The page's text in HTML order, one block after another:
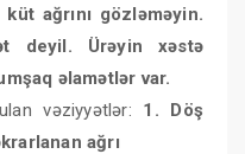
ağrını gözləməyin.
deyil. Ürəyin xəstə
əlamətlər var.
vəziyyətlər: 1. Döş
ağrı